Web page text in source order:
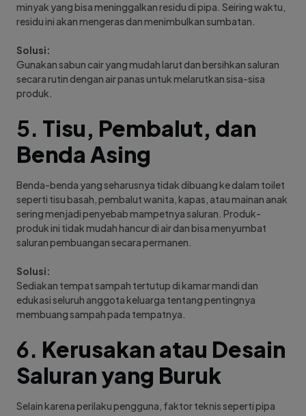
minyak yang bisa meninggalkan residu di pipa. Seiring waktu,
residu ini akan mengeras dan menimbulkan sumbatan.
Solusi:
Gunakan sabun cair yang mudah larut dan bersihkan saluran
secara rutin dengan air panas untuk melarutkan sisa-sisa
produk.
5. Tisu, Pembalut, dan
Benda Asing
Benda-benda yang seharusnya tidak dibuang ke dalam toilet
seperti tisu basah, pembalut wanita, kapas, atau mainan anak
sering menjadi penyebab mampetnya saluran. Produk-
produk ini tidak mudah hancur di air dan bisa menyumbat
saluran pembuangan secara permanen.
Solusi:
Sediakan tempat sampah tertutup di kamar mandi dan
edukasi seluruh anggota keluarga tentang pentingnya
membuang sampah pada tempatnya.
6. Kerusakan atau Desain
Saluran yang Buruk
Selain karena perilaku pengguna, faktor teknis seperti pipa